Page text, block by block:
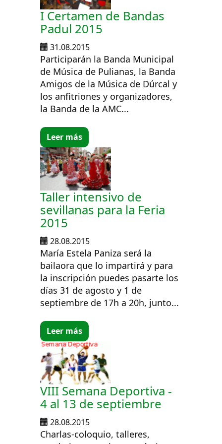
I Certamen de Bandas
Padul 2015
31.08.2015
Participarán la Banda Municipal
de Música de Pulianas, la Banda
Amigos de la Música de Dúrcal y
los anfitriones y organizadores,
la Banda de la AMC...
Leer más
Taller intensivo de
sevillanas para la Feria
2015
28.08.2015
María Estela Paniza será la
bailaora que lo impartirá y para
la inscripción puedes pasarte los
días 31 de agosto y 1 de
septiembre de 17h a 20h, junto...
Leer más
VIII Semana Deportiva -
4 al 13 de septiembre
28.08.2015
Charlas-coloquio, talleres,